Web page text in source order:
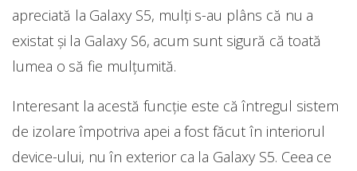
apreciată la Galaxy S5, mulți s-au plâns că nu a
existat și la Galaxy S6, acum sunt sigură că toată
lumea o să fie mulțumită.
Interesant la acestă funcție este că întregul sistem
de izolare împotriva apei a fost făcut în interiorul
device-ului, nu în exterior ca la Galaxy S5. Ceea ce